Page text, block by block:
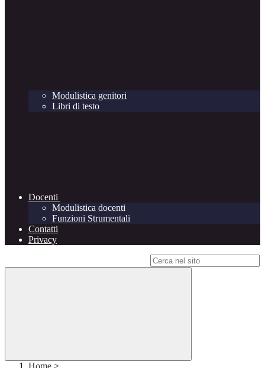
Modulistica genitori
Libri di testo
Docenti
Modulistica docenti
Funzioni Strumentali
Contatti
Privacy